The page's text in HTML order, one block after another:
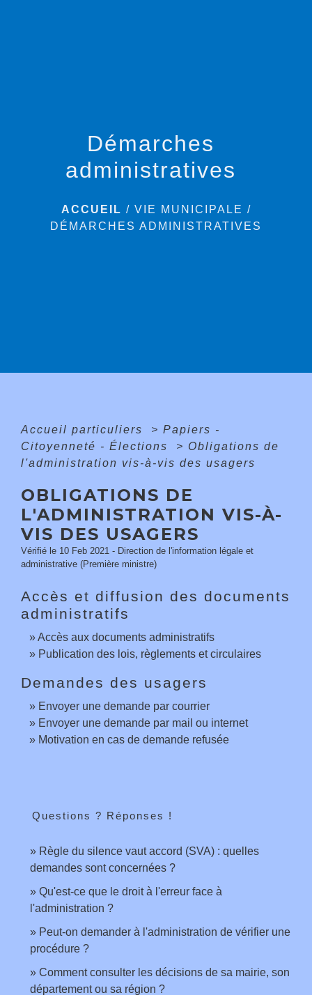
Démarches
administratives
ACCUEIL / VIE MUNICIPALE /
DÉMARCHES ADMINISTRATIVES
Accueil particuliers > Papiers -
Citoyenneté - Élections
> Obligations de
l'administration vis-à-vis des usagers
OBLIGATIONS DE
L'ADMINISTRATION VIS-À-
VIS DES USAGERS
Vérifié le 10 Feb 2021 - Direction de l'information légale et
administrative (Première ministre)
Accès et diffusion des documents
administratifs
Accès aux documents administratifs
Publication des lois, règlements et circulaires
Demandes des usagers
Envoyer une demande par courrier
Envoyer une demande par mail ou internet
Motivation en cas de demande refusée
Questions ? Réponses !
Règle du silence vaut accord (SVA) : quelles
demandes sont concernées ?
Qu'est-ce que le droit à l'erreur face à
l'administration ?
Peut-on demander à l'administration de vérifier une
procédure ?
Comment consulter les décisions de sa mairie, son
département ou sa région ?